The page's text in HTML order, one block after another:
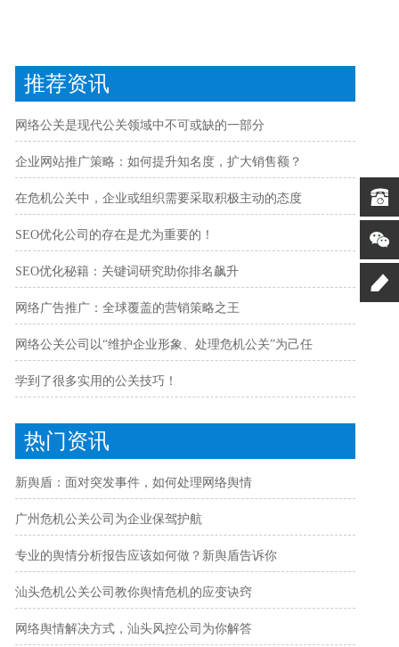
推荐资讯
网络公关是现代公关领域中不可或缺的一部分
企业网站推广策略：如何提升知名度，扩大销售额？
在危机公关中，企业或组织需要采取积极主动的态度
SEO优化公司的存在是尤为重要的！
SEO优化秘籍：关键词研究助你排名飙升
网络广告推广：全球覆盖的营销策略之王
网络公关公司以“维护企业形象、处理危机公关”为己任
学到了很多实用的公关技巧！
热门资讯
新舆盾：面对突发事件，如何处理网络舆情
广州危机公关公司为企业保驾护航
专业的舆情分析报告应该如何做？新舆盾告诉你
汕头危机公关公司教你舆情危机的应变诀窍
网络舆情解决方式，汕头风控公司为你解答